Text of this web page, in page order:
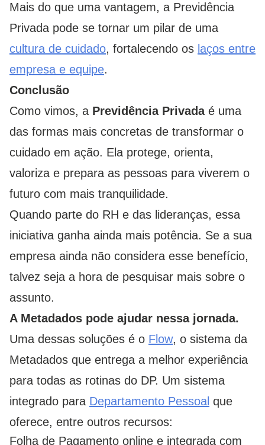
Mais do que uma vantagem, a Previdência
Privada pode se tornar um pilar de uma
cultura de cuidado, fortalecendo os laços entre
empresa e equipe.
Conclusão
Como vimos, a Previdência Privada é uma
das formas mais concretas de transformar o
cuidado em ação. Ela protege, orienta,
valoriza e prepara as pessoas para viverem o
futuro com mais tranquilidade.
Quando parte do RH e das lideranças, essa
iniciativa ganha ainda mais potência. Se a sua
empresa ainda não considera esse benefício,
talvez seja a hora de pesquisar mais sobre o
assunto.
A Metadados pode ajudar nessa jornada.
Uma dessas soluções é o Flow, o sistema da
Metadados que entrega a melhor experiência
para todas as rotinas do DP. Um sistema
integrado para Departamento Pessoal que
oferece, entre outros recursos:
Folha de Pagamento online e integrada com